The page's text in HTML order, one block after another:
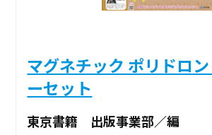
マグネチック ポリドロ
ーセット
東京書籍 出版事業部／編